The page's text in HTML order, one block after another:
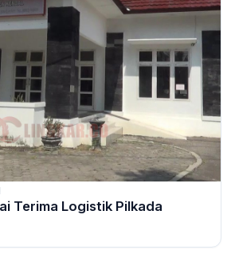
Terima Logistik Pilkada